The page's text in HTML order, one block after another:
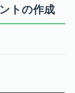
トの作成